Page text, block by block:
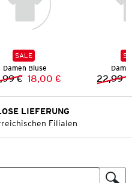
SALE
Damen Bluse
Vorheriger Preis:
€ Neuer Preis:
18,00 € 22,99 €
LIEFERUNG
Filialen